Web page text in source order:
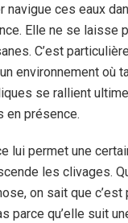
navigue ces eaux
Elle ne se laisse
C’est
environnement où
se rallient
en présence.
lui permet une
les clivages.
on sait que c’est
parce qu’elle suit